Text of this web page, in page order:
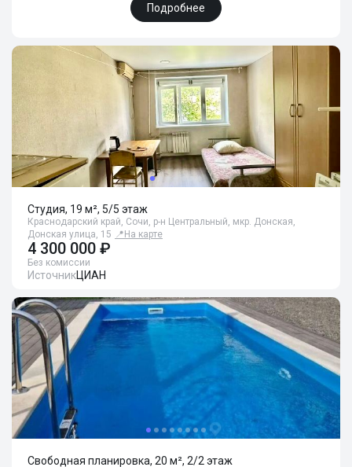
Подробнее
Студия, 19 м², 5/5 этаж
Краснодарский край, Сочи, р-н Центральный, мкр. Донская,
Донская улица, 15 📍 На карте
4 300 000 ₽
Без комиссии
ИсточникЦИАН
Свободная планировка, 20 м², 2/2 этаж